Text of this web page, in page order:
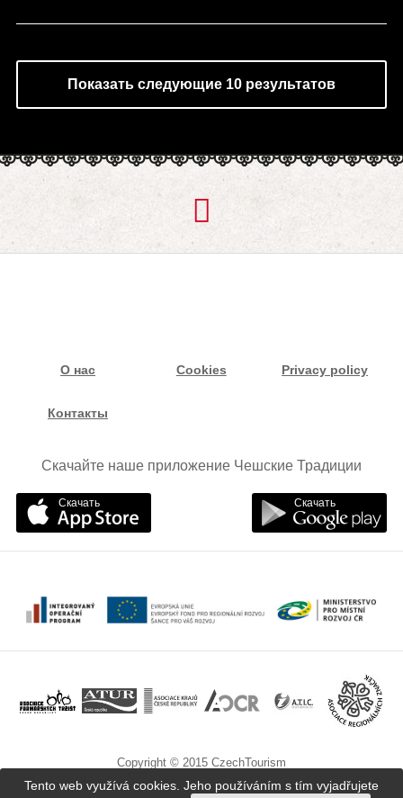
Показать следующие 10 результатов
О нас Cookies Privacy policy
Контакты
Скачайте наше приложение Чешские Традиции
Скачать Скачать
Copyright © 2015 CzechTourism
Tento web využívá cookies. Jeho používáním s tím vyjadřujete